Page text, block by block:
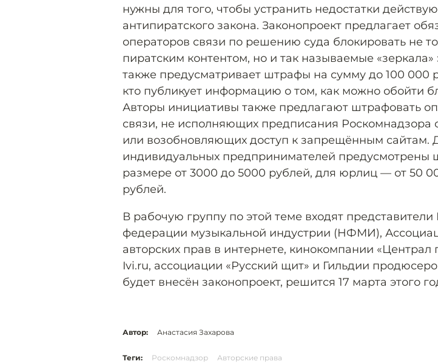
нужны для того, чтобы устранить недостатки
антипиратского закона. Законопроект предлагает
операторов связи по решению суда блокировать не
пиратским контентом, но и так называемые «зеркала»
также предусматривает штрафы на сумму до 100 000
кто публикует информацию о том, как можно обойти
Авторы инициативы также предлагают штрафовать
связи, не исполняющих предписания Роскомнадзора
или возобновляющих доступ к запрещённым сайтам.
индивидуальных предпринимателей предусмотрены
размере от 3000 до 5000 рублей, для юрлиц — от 50
рублей.
В рабочую группу по этой теме входят
федерации музыкальной индустрии (НФМИ),
авторских прав в интернете, кинокомпании «Централ
Ivi.ru, ассоциации «Русский щит» и Гильдии
будет внесён законопроект, решится 17 марта этого
Автор: Анастасия Захарова
Теги: Роскомнадзор Авторские права